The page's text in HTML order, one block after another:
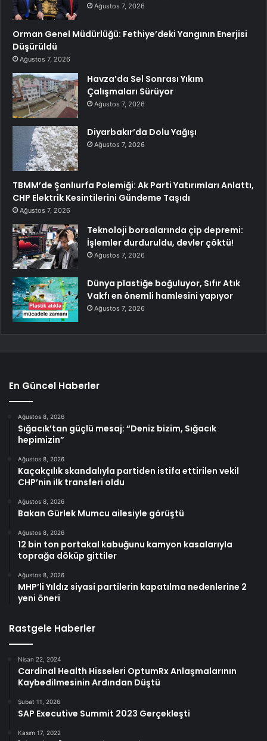
Ağustos 7, 2026
Orman Genel Müdürlüğü: Fethiye’deki Yangının Enerjisi
Düşürüldü
Ağustos 7, 2026
Havza’da Sel Sonrası Yıkım
Çalışmaları Sürüyor
Ağustos 7, 2026
Diyarbakır’da Dolu Yağışı
Ağustos 7, 2026
TBMM’de Şanlıurfa Polemiği: Ak Parti Yatırımları Anlattı,
CHP Elektrik Kesintilerini Gündeme Taşıdı
Ağustos 7, 2026
Teknoloji borsalarında çip depremi:
İşlemler durduruldu, devler çöktü!
Ağustos 7, 2026
Dünya plastiğe boğuluyor, Sıfır Atık
Vakfı en önemli hamlesini yapıyor
Ağustos 7, 2026
En Güncel Haberler
Ağustos 8, 2026
Sığacık’tan güçlü mesaj: “Deniz bizim, Sığacık
hepimizin”
Ağustos 8, 2026
Kaçakçılık skandalıyla partiden istifa ettirilen vekil
CHP’nin ilk transferi oldu
Ağustos 8, 2026
Bakan Gürlek Mumcu ailesiyle görüştü
Ağustos 8, 2026
12 bin ton portakal kabuğunu kamyon kasalarıyla
toprağa döküp gittiler
Ağustos 8, 2026
MHP’li Yıldız siyasi partilerin kapatılma nedenlerine 2
yeni öneri
Rastgele Haberler
Nisan 22, 2024
Cardinal Health Hisseleri OptumRx Anlaşmalarının
Kaybedilmesinin Ardından Düştü
Şubat 11, 2026
SAP Executive Summit 2023 Gerçekleşti
Kasım 17, 2022